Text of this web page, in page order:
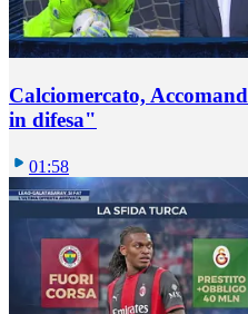
Calciomercato,
in difesa"
01:58